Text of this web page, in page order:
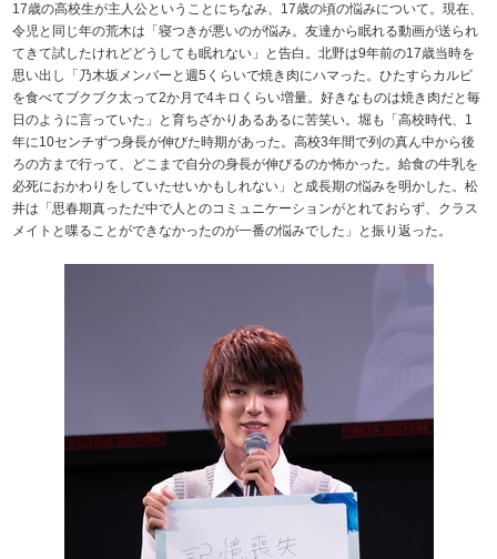
17歳の高校生が主人公ということにちなみ、17歳の頃の悩みについて。現在、
令児と同じ年の荒木は「寝つきが悪いのが悩み。友達から眠れる動画が送られ
てきて試したけれどどうしても眠れない」と告白。北野は9年前の17歳当時を
思い出し「乃木坂メンバーと週5くらいで焼き肉にハマった。ひたすらカルビ
を食べてブクブク太って2か月で4キロくらい増量。好きなものは焼き肉だと毎
日のように言っていた」と育ちざかりあるあるに苦笑い。堀も「高校時代、1
年に10センチずつ身長が伸びた時期があった。高校3年間で列の真ん中から後
ろの方まで行って、どこまで自分の身長が伸びるのか怖かった。給食の牛乳を
必死におかわりをしていたせいかもしれない」と成長期の悩みを明かした。松
井は「思春期真っただ中で人とのコミュニケーションがとれておらず、クラス
メイトと喋ることができなかったのが一番の悩みでした」と振り返った。